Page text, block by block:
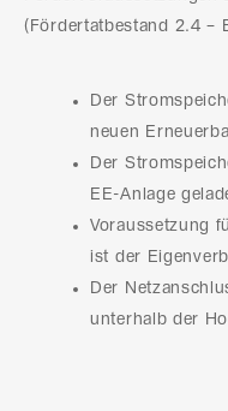
(Fördertatbestand 2.4 –
Der
neuen
Der
EE-Anlage
Voraussetzung
ist der
Der
unterhalb der